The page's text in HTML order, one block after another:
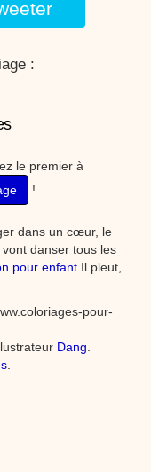
:
le premier à
!
dans un cœur, le
danser tous les
pour enfant Il pleut,
pour-
Dang